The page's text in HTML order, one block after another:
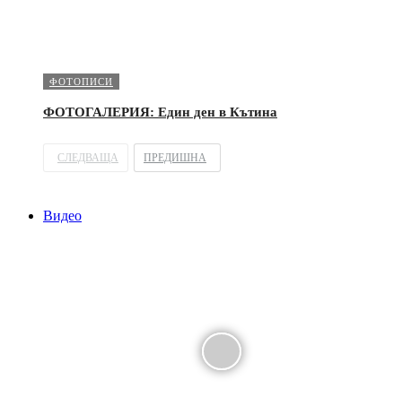
ФОТОПИСИ
ФОТОГАЛЕРИЯ: Един ден в Кътина
СЛЕДВАЩА ПРЕДИШНА
Видео